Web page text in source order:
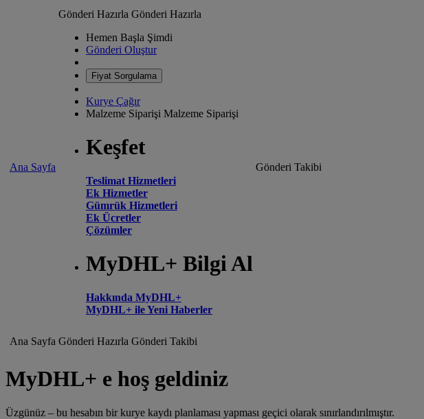
Ana Sayfa
Gönderi Hazırla Gönderi Hazırla
Hemen Başla Şimdi
Gönderi Oluştur
Fiyat Sorgulama
Kurye Çağır
Malzeme Siparişi Malzeme Siparişi
Keşfet
Teslimat Hizmetleri
Ek Hizmetler
Gümrük Hizmetleri
Ek Ücretler
Çözümler
MyDHL+ Bilgi Al
Hakkında MyDHL+
MyDHL+ ile Yeni Haberler
Gönderi Takibi
Ana Sayfa Gönderi Hazırla Gönderi Takibi
MyDHL+ e hoş geldiniz
Üzgünüz – bu hesabın bir kurye kaydı planlaması yapması geçici olarak sınırlandırılmıştır.